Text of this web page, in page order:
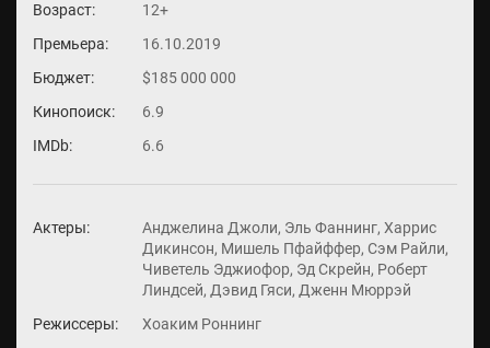
Возраст:
12+
Премьера:
16.10.2019
Бюджет:
$185 000 000
Кинопоиск:
6.9
IMDb:
6.6
Актеры:
Анджелина Джоли, Эль Фаннинг, Харрис
Дикинсон, Мишель Пфайффер, Сэм Райли,
Чиветель Эджиофор, Эд Скрейн, Роберт
Линдсей, Дэвид Гяси, Дженн Мюррэй
Режиссеры:
Хоаким Роннинг